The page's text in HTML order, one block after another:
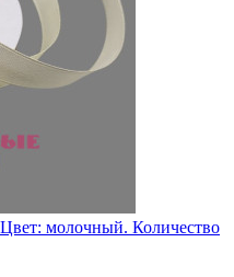
молочный. Количество